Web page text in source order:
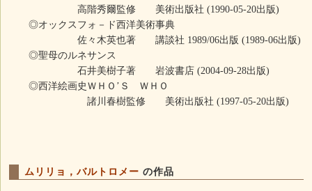
高階秀爾監修 美術出版社 (1990-05-20出版)
◎オックスフォ－ド西洋美術事典
佐々木英也著 講談社 1989/06出版 (1989-06出版)
◎聖母のルネサンス
石井美樹子著 岩波書店 (2004-09-28出版)
◎西洋絵画史ＷＨＯ’Ｓ ＷＨＯ
諸川春樹監修 美術出版社 (1997-05-20出版)
ムリリョ，バルトロメー の作品